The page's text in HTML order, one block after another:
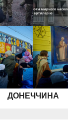
ДОНЕЧЧИНА